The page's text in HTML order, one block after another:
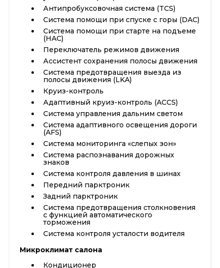
Антипробуксовочная система (TCS)
Система помощи при спуске с горы (DAC)
Система помощи при старте на подъеме
(HAC)
Переключатель режимов движения
Ассистент сохранения полосы движения
Система предотвращения выезда из
полосы движения (LKA)
Круиз-контроль
Адаптивный круиз-контроль (ACCS)
Система управления дальним светом
Система адаптивного освещения дороги
(AFS)
Система мониторинга «слепых зон»
Система распознавания дорожных
знаков
Система контроля давления в шинах
Передний парктроник
Задний парктроник
Система предотвращения столкновения
с функцией автоматического
торможения
Система контроля усталости водителя
Микроклимат салона
Кондиционер